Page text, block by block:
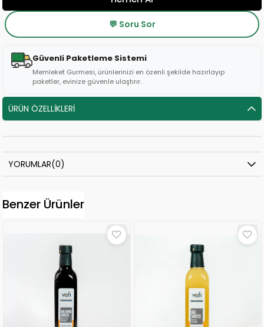
💬 Soru Sor
Güvenli Paketleme Sistemi
Memleket Gurmesi, ürünlerinizi en özenli şekilde hazırlayıp
paketler, evinize güvenle ulaştırır.
ÜRÜN ÖZELLIKLERI
YORUMLAR(0)
Benzer Ürünler